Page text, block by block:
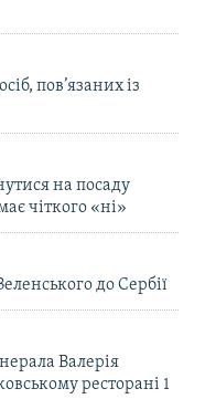
пов’язаних із
на посаду
чіткого «ні»
до Сербії
Валерія
ресторані 1